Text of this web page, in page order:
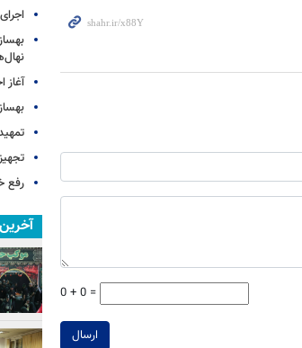
0 + 0 =
ارسال
آغاز
رفع خلاف ۵ مورد ساخت‌وساز